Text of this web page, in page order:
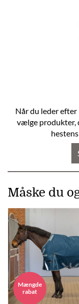
Når du leder
vælge produkter,
Måske du
Mængde
rabat